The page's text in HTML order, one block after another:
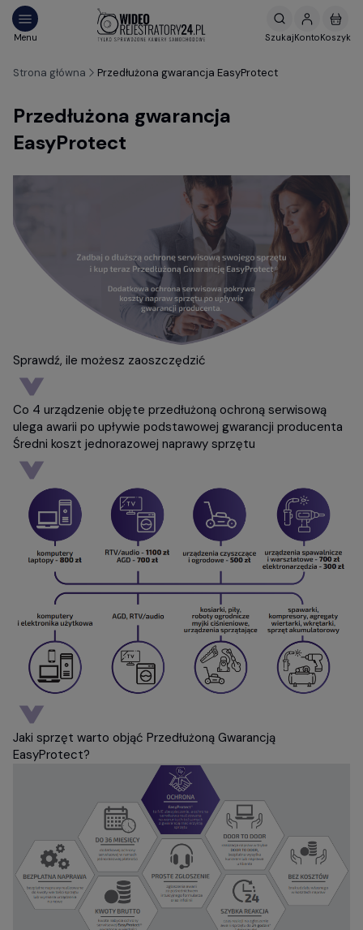
Strona główna Przedłużona gwarancja EasyProtect
Przedłużona gwarancja
EasyProtect
Sprawdź, ile możesz zaoszczędzić
Co 4 urządzenie objęte przedłużoną ochroną serwisową
ulega awarii po upływie podstawowej gwarancji producenta
Średni koszt jednorazowej naprawy sprzętu
Jaki sprzęt warto objąć Przedłużoną Gwarancją
EasyProtect?